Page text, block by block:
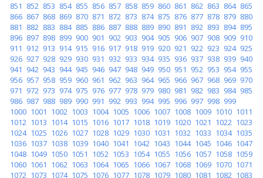
851 852 853 854 855 856 857 858 859 860 861 862 863 864 865
866 867 868 869 870 871 872 873 874 875 876 877 878 879 880
881 882 883 884 885 886 887 888 889 890 891 892 893 894 895
896 897 898 899 900 901 902 903 904 905 906 907 908 909 910
911 912 913 914 915 916 917 918 919 920 921 922 923 924 925
926 927 928 929 930 931 932 933 934 935 936 937 938 939 940
941 942 943 944 945 946 947 948 949 950 951 952 953 954 955
956 957 958 959 960 961 962 963 964 965 966 967 968 969 970
971 972 973 974 975 976 977 978 979 980 981 982 983 984 985
986 987 988 989 990 991 992 993 994 995 996 997 998 999
1000 1001 1002 1003 1004 1005 1006 1007 1008 1009 1010 1011
1012 1013 1014 1015 1016 1017 1018 1019 1020 1021 1022 1023
1024 1025 1026 1027 1028 1029 1030 1031 1032 1033 1034 1035
1036 1037 1038 1039 1040 1041 1042 1043 1044 1045 1046 1047
1048 1049 1050 1051 1052 1053 1054 1055 1056 1057 1058 1059
1060 1061 1062 1063 1064 1065 1066 1067 1068 1069 1070 1071
1072 1073 1074 1075 1076 1077 1078 1079 1080 1081 1082 1083